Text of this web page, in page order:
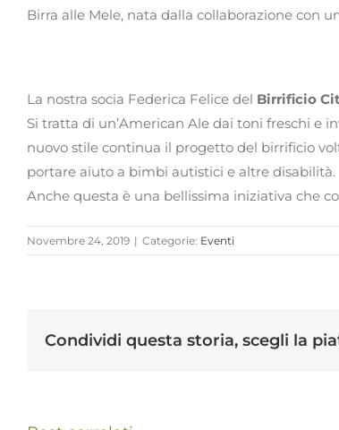
Birra alle Mele, nata dalla collaborazione con
La nostra socia Federica Felice del Birrificio
Si tratta di un’American Ale dai toni freschi e
nuovo stile continua il progetto del birrificio
portare aiuto a bimbi autistici e altre disabilità.
Anche questa è una bellissima iniziativa che
Novembre 24, 2019 | Categorie: Eventi
Condividi questa storia, scegli la